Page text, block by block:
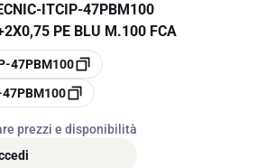
-ITCIP-47PBM100
PE BLU M.100 FCA
47PBM100
47PBM100
prezzi e disponibilità